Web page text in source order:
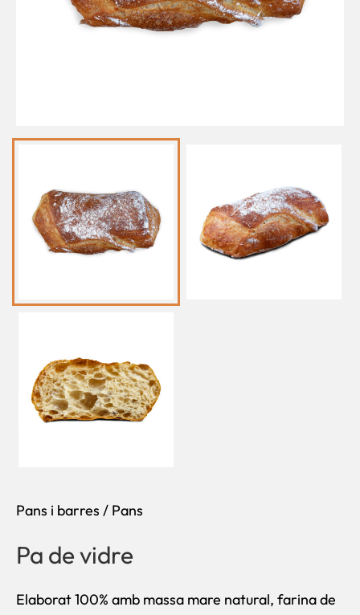
Pans i barres / Pans
Pa de vidre
Elaborat 100% amb massa mare natural, farina de